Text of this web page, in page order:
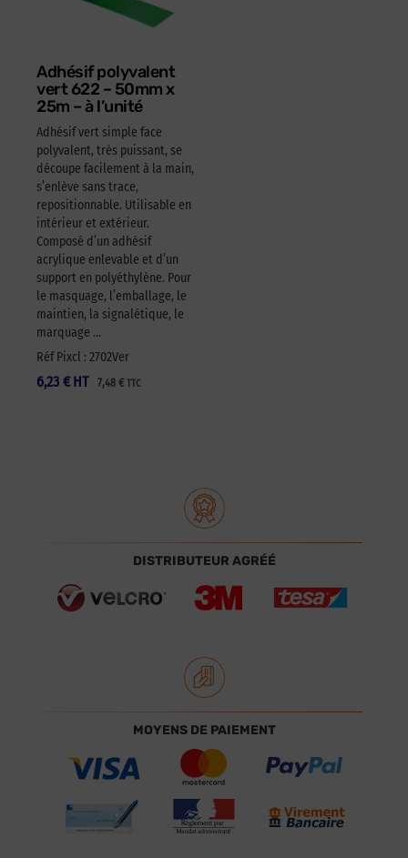
Adhésif polyvalent
vert 622 – 50mm x
25m – à l’unité
Adhésif vert simple face
polyvalent, très puissant, se
découpe facilement à la main,
s’enlève sans trace,
repositionnable. Utilisable en
intérieur et extérieur.
Composé d’un adhésif
acrylique enlevable et d’un
support en polyéthylène. Pour
le masquage, l’emballage, le
maintien, la signalétique, le
marquage …
Réf Pixcl : 2702Ver
6,23 € 7,48 € TTC
HT
DISTRIBUTEUR AGRÉÉ
MOYENS DE PAIEMENT